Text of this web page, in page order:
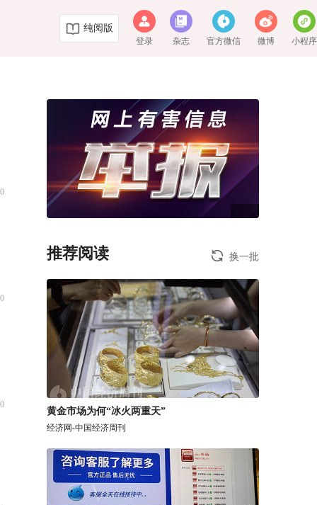
纯阅版
登录 杂志 官方微信 微博 小程序
0
0
0
推荐阅读 换一批
黄金市场为何“冰火两重天”
经济网-中国经济周刊